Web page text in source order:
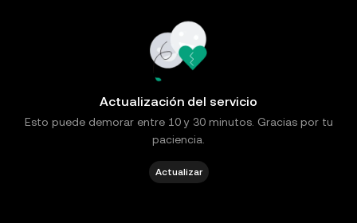
Actualización del servicio
Esto puede demorar entre 10 y 30 minutos. Gracias por tu
paciencia.
Actualizar